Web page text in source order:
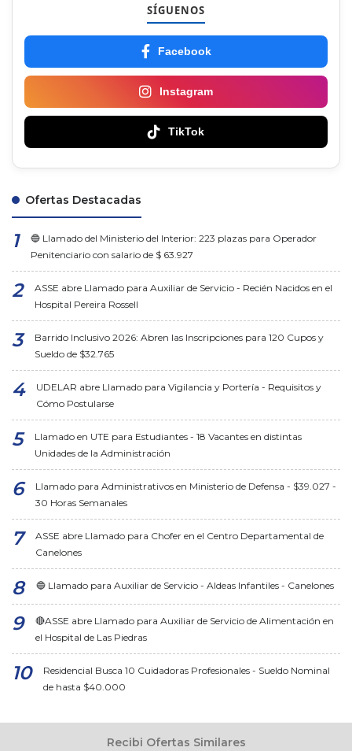
SÍGUENOS
Facebook
Instagram
TikTok
Ofertas Destacadas
🔵 Llamado del Ministerio del Interior: 223 plazas para Operador
Penitenciario con salario de $ 63.927
ASSE abre Llamado para Auxiliar de Servicio - Recién Nacidos en el
Hospital Pereira Rossell
Barrido Inclusivo 2026: Abren las Inscripciones para 120 Cupos y
Sueldo de $32.765
UDELAR abre Llamado para Vigilancia y Portería - Requisitos y
Cómo Postularse
Llamado en UTE para Estudiantes - 18 Vacantes en distintas
Unidades de la Administración
Llamado para Administrativos en Ministerio de Defensa - $39.027 -
30 Horas Semanales
ASSE abre Llamado para Chofer en el Centro Departamental de
Canelones
🔵 Llamado para Auxiliar de Servicio - Aldeas Infantiles - Canelones
🔴ASSE abre Llamado para Auxiliar de Servicio de Alimentación en
el Hospital de Las Piedras
Residencial Busca 10 Cuidadoras Profesionales - Sueldo Nominal
de hasta $40.000
Recibi Ofertas Similares